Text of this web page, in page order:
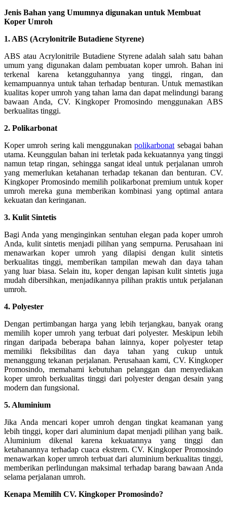
Jenis Bahan yang Umumnya digunakan untuk Membuat
Koper Umroh
1. ABS (Acrylonitrile Butadiene Styrene)
ABS atau Acrylonitrile Butadiene Styrene adalah salah satu bahan
umum yang digunakan dalam pembuatan koper umroh. Bahan ini
terkenal karena ketangguhannya yang tinggi, ringan, dan
kemampuannya untuk tahan terhadap benturan. Untuk memastikan
kualitas koper umroh yang tahan lama dan dapat melindungi barang
bawaan Anda, CV. Kingkoper Promosindo menggunakan ABS
berkualitas tinggi.
2. Polikarbonat
Koper umroh sering kali menggunakanpolikarbonat sebagai bahan
utama. Keunggulan bahan ini terletak pada kekuatannya yang tinggi
namun tetap ringan, sehingga sangat ideal untuk perjalanan umroh
yang memerlukan ketahanan terhadap tekanan dan benturan. CV.
Kingkoper Promosindo memilih polikarbonat premium untuk koper
umroh mereka guna memberikan kombinasi yang optimal antara
kekuatan dan keringanan.
3. Kulit Sintetis
Bagi Anda yang menginginkan sentuhan elegan pada koper umroh
Anda, kulit sintetis menjadi pilihan yang sempurna. Perusahaan ini
menawarkan koper umroh yang dilapisi dengan kulit sintetis
berkualitas tinggi, memberikan tampilan mewah dan daya tahan
yang luar biasa. Selain itu, koper dengan lapisan kulit sintetis juga
mudah dibersihkan, menjadikannya pilihan praktis untuk perjalanan
umroh.
4. Polyester
Dengan pertimbangan harga yang lebih terjangkau, banyak orang
memilih koper umroh yang terbuat dari polyester. Meskipun lebih
ringan daripada beberapa bahan lainnya, koper polyester tetap
memiliki fleksibilitas dan daya tahan yang cukup untuk
menanggung tekanan perjalanan. Perusahaan kami, CV. Kingkoper
Promosindo, memahami kebutuhan pelanggan dan menyediakan
koper umroh berkualitas tinggi dari polyester dengan desain yang
modern dan fungsional.
5. Aluminium
Jika Anda mencari koper umroh dengan tingkat keamanan yang
lebih tinggi, koper dari aluminium dapat menjadi pilihan yang baik.
Aluminium dikenal karena kekuatannya yang tinggi dan
ketahanannya terhadap cuaca ekstrem. CV. Kingkoper Promosindo
menawarkan koper umroh terbuat dari aluminium berkualitas tinggi,
memberikan perlindungan maksimal terhadap barang bawaan Anda
selama perjalanan umroh.
Kenapa Memilih CV. Kingkoper Promosindo?